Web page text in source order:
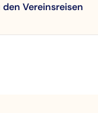
den Vereinsreisen